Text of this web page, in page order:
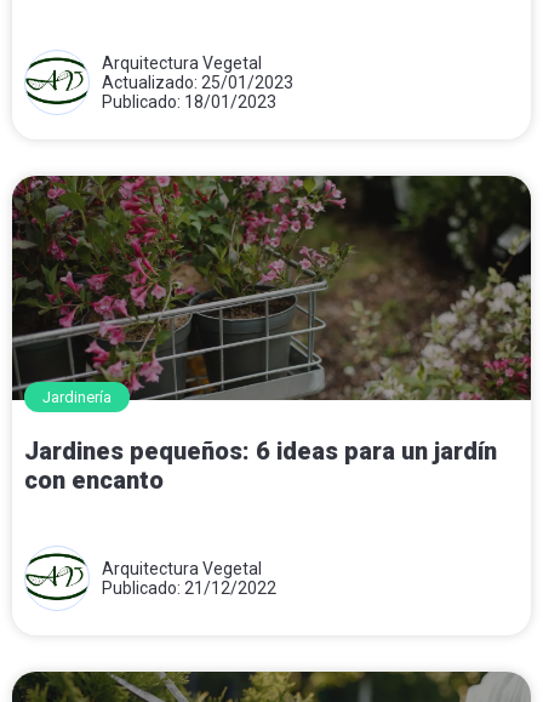
Arquitectura Vegetal
Actualizado: 25/01/2023
Publicado: 18/01/2023
Jardinería
Jardines pequeños: 6 ideas para un jardín
con encanto
Arquitectura Vegetal
Publicado: 21/12/2022